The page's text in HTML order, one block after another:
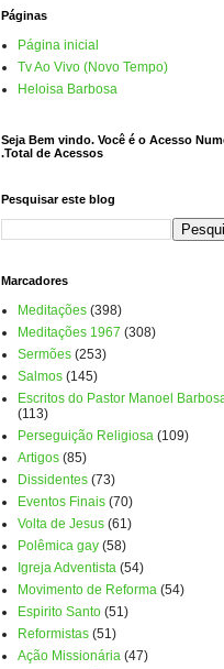
Páginas
Página inicial
Tv Ao Vivo (Novo Tempo)
Heloisa Barbosa
Seja Bem vindo. Você é o Acesso
.Total de Acessos
Pesquisar este blog
Marcadores
Meditações (398)
Meditações 1967 (308)
Sermões (253)
Salmos (145)
Escritos do Pastor Manoel
(113)
Perseguição Religiosa (109)
Artigos (85)
Dissidentes (73)
Eventos Finais (70)
Volta de Jesus (61)
Polêmica gay (58)
Igreja Adventista (54)
Movimento de Reforma (54)
Espirito Santo (51)
Reformistas (51)
Ação Missionária (47)